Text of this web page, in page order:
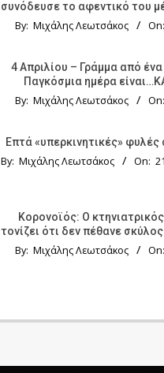
συνόδευσε το αφεντικό του
By: Μιχάλης Λεωτσάκος On:
4 Απριλίου – Γράμμα από
Παγκόσμια ημέρα
By: Μιχάλης Λεωτσάκος On:
Επτά «υπερκινητικές»
By: Μιχάλης Λεωτσάκος On:
Κορονοϊός: Ο
τονίζει ότι δεν πέθανε
By: Μιχάλης Λεωτσάκος On: